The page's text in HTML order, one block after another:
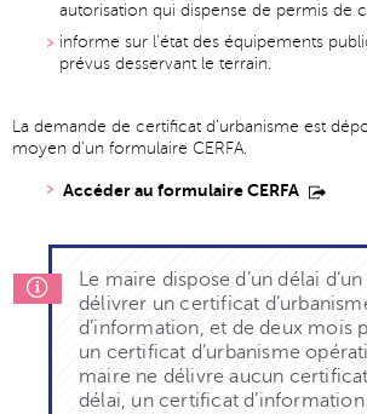
autorisation qui dispense de permis de
informe sur l'état des équipements
prévus desservant le terrain.
La demande de certificat d’urbanisme est
moyen d’un formulaire CERFA.
Accéder au formulaire CERFA
Le maire dispose d’un délai
délivrer un certificat
d’information, et de deux mois
un certificat d’urbanisme
maire ne délivre aucun
délai, un certificat